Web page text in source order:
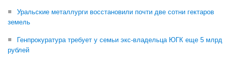
Уральские металлурги восстановили почти две сотни гектаров
земель
Генпрокуратура требует у семьи экс-владельца ЮГК еще 5 млрд
рублей